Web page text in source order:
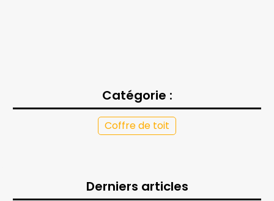
Catégorie :
Coffre de toit
Derniers articles